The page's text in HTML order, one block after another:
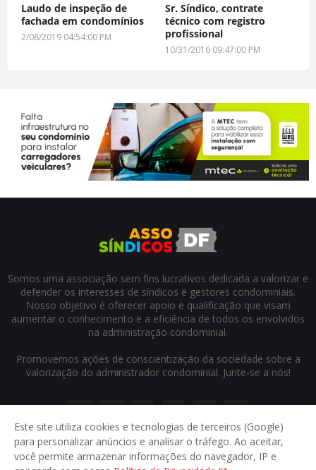
Laudo de inspeção de
fachada em condomínios
2/08/2019 04:54:00 PM
Sr. Síndico, contrate
técnico com registro
profissional
10/31/2016 09:47:00 PM
Somos uma associação sem fins lucrativos dedicada a valorizar e
defender os interesses de síndicos e gestores condominiais.
Nosso objetivo é oferecer apoio e qualificação que visam
aumentar o conhecimento e a eficiência de todos os envolvidos
na administração condominial.
Promovemos ações de conscientização da sociedade sobre a
valorização do administrador condominial. Junte-se a nós!
Este site utiliza cookies e tecnologias de terceiros (Google)
para personalizar anúncios e analisar o tráfego. Ao aceitar,
você permite armazenar informações do navegador, IP e